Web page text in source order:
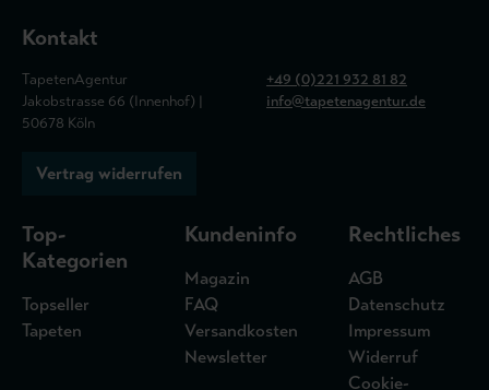
Kontakt
TapetenAgentur
Jakobstrasse 66 (Innenhof) |
50678 Köln
+49 (0)221 932 81 82
info@tapetenagentur.de
Vertrag widerrufen
Top-
Kategorien
Topseller
Tapeten
Kundeninfo
Magazin
FAQ
Versandkosten
Newsletter
Rechtliches
AGB
Datenschutz
Impressum
Widerruf
Cookie-